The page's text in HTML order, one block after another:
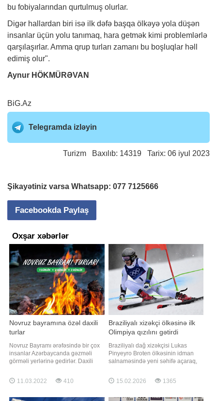
bu fobiyalarından qurtulmuş olurlar.
Digər hallardan biri isə ilk dəfə başqa ölkəyə yola düşən
insanlar üçün yolu tanımaq, hara getmək kimi problemlərlə
qarşılaşırlar. Amma qrup turları zamanı bu boşluqlar həll
edimiş olur".
Aynur HÖKMÜRƏVAN
BiG.Az
Telegramda izləyin
Turizm Baxılıb: 14319 Tarix: 06 iyul 2023
Şikayətiniz varsa Whatsapp: 077 7125666
Facebookda Paylaş
Oxşar xəbərlər
Novruz bayramına özəl daxili
turlar
Novruz Bayramı ərəfəsində bir çox
insanlar Azərbaycanda gəzməli
görməli yerlərinə gedirlər. Daxili
bununla istirahət sevərlərə maraqlı,
əyləncəli Novruz bayramına özəl
11.03.2022 410
Braziliyalı xizəkçi ölkəsinə ilk
Olimpiya qızılını gətirdi
Braziliyalı dağ xizəkçisi Lukas
Pinyeyro Broten ölkəsinin idman
salnaməsində yeni səhifə açaraq,
medalını qazanan ilk idmançı kimi
adını tarixə yazdırıb. xəbər verir ki,
15.02.2026 1365